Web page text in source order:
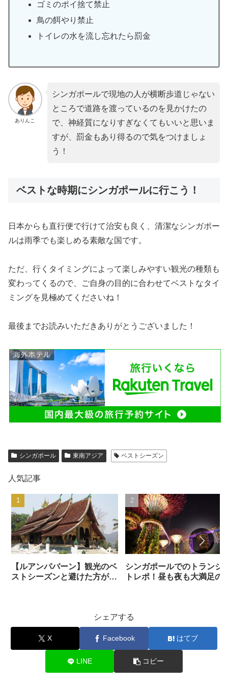
ゴミのポイ捨て禁止
鳥の餌やり禁止
トイレの水を流し忘れたら罰金
ありんこ
シンガポールで現地の人が横断歩道じゃない
ところで道路を渡っているのを見かけたの
で、神経質になりすぎなくてもいいと思いま
すが、罰金もあり得るので気をつけましょ
う！
ベストな時期にシンガポールに行こう！
日本からも直行便で行けて治安も良く、清潔なシンガポー
ルは雨季でも楽しめる素敵な国です。
ただ、行くタイミングによって楽しみやすい観光の種類も
変わってくるので、ご自身の目的に合わせてベストなタイ
ミングを見極めてくださいね！
最後までお読みいただきありがとうございました！
シンガポール 東南アジア ベストシーズン
人気記事
【ルアンパバーン】観光のベ
ストシーズンと避けた方がい
シンガポールでのトランジ
トレポ！昼も夜も大満足の
シェアする
X Facebook はてブ
LINE コピー